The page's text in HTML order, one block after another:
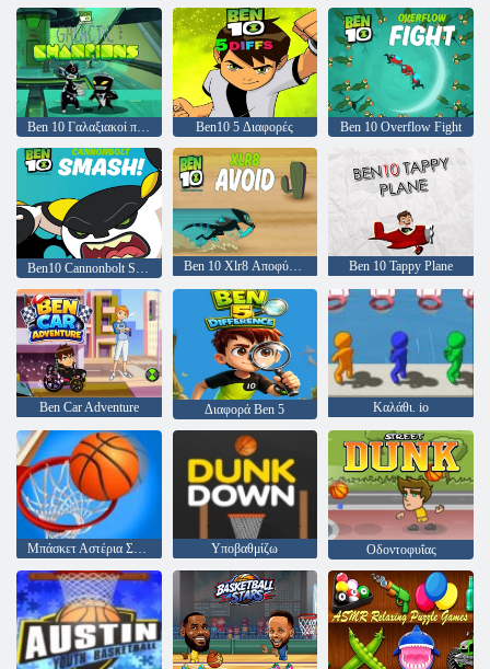
Ben 10 Γαλαξιακοί πρωταθλητές Ben10 5 Διαφορές Ben 10 Overflow Fight
Ben 10 Xlr8 Αποφύγετε Ben 10 Tappy Plane
Ben Car Adventure Διαφορά Ben 5 Καλάθι. io
Μπάσκετ Αστέρια Σκοποβολής Υποβαθμίζω Οδοντοφυΐας